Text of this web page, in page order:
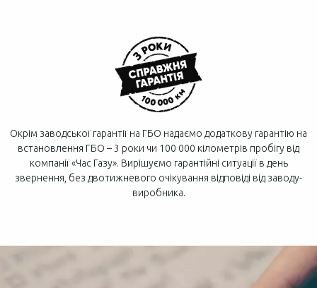
Окрім заводської гарантії на ГБО надаємо додаткову гарантію на
встановлення ГБО – 3 роки чи 100 000 кілометрів пробігу від
компанії «Час Газу». Вирішуємо гарантійні ситуації в день
звернення, без двотижневого очікування відповіді від заводу-
виробника.